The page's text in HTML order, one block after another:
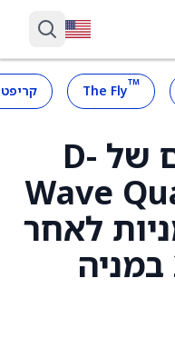
™
The Fly
סמנכ"ל הכספים של D-
Wave
400,000 מניות לאחר
זינוק של 220% במניה